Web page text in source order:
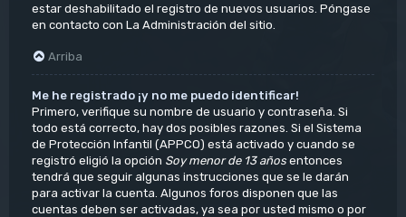
estar deshabilitado el registro de nuevos usuarios. Póngase
en contacto con La Administración del sitio.
Arriba
Me he registrado ¡y no me puedo identificar!
Primero, verifique su nombre de usuario y contraseña. Si
todo está correcto, hay dos posibles razones. Si el Sistema
de Protección Infantil (APPCO) está activado y cuando se
registró eligió la opción Soy menor de 13 añosentonces
tendrá que seguir algunas instrucciones que se le darán
para activar la cuenta. Algunos foros disponen que las
cuentas deben ser activadas, ya sea por usted mismo o por